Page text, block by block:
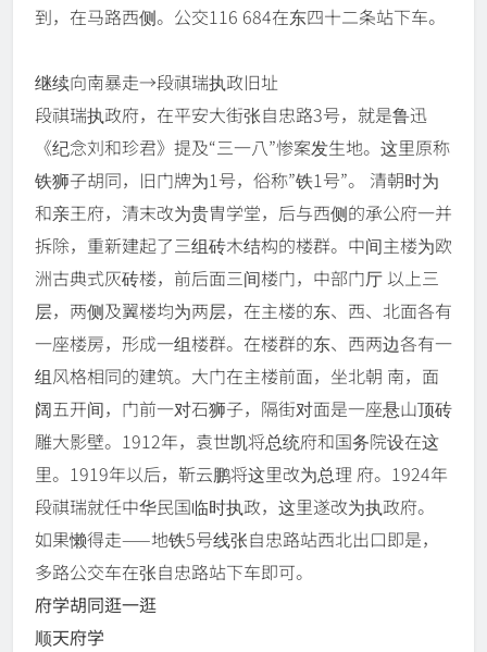
到，在马路西侧。公交116 684在东四十二条站下车。
继续向南暴走→段祺瑞执政旧址
段祺瑞执政府，在平安大街张自忠路3号，就是鲁迅
《纪念刘和珍君》提及“三一八”惨案发生地。这里原称
铁狮子胡同，旧门牌为1号，俗称”铁1号”。 清朝时为
和亲王府，清末改为贵胄学堂，后与西侧的承公府一并
拆除，重新建起了三组砖木结构的楼群。中间主楼为欧
洲古典式灰砖楼，前后面三间楼门，中部门厅 以上三
层，两侧及翼楼均为两层，在主楼的东、西、北面各有
一座楼房，形成一组楼群。在楼群的东、西两边各有一
组风格相同的建筑。大门在主楼前面，坐北朝 南，面
阔五开间，门前一对石狮子，隔街对面是一座悬山顶砖
雕大影壁。1912年，袁世凯将总统府和国务院设在这
里。1919年以后，靳云鹏将这里改为总理 府。1924年
段祺瑞就任中华民国临时执政，这里遂改为执政府。
如果懒得走——地铁5号线张自忠路站西北出口即是，
多路公交车在张自忠路站下车即可。
府学胡同逛一逛
顺天府学